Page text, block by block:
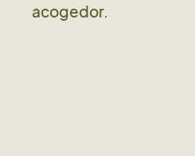
acogedor.